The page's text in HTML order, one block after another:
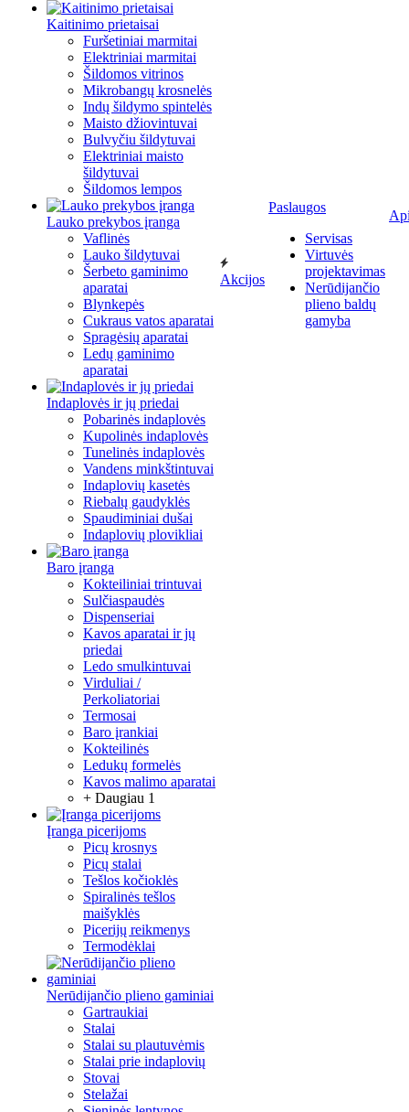
Kaitinimo prietaisai
Furšetiniai marmitai
Elektriniai marmitai
Šildomos vitrinos
Mikrobangų krosnelės
Indų šildymo spintelės
Maisto džiovintuvai
Bulvyčiu šildytuvai
Elektriniai maisto
šildytuvai
Šildomos lempos
Lauko prekybos įranga
Vaflinės
Lauko šildytuvai
Šerbeto gaminimo
aparatai
Blynkepės
Cukraus vatos aparatai
Spragėsių aparatai
Ledų gaminimo
aparatai
Indaplovės ir jų priedai
Pobarinės indaplovės
Kupolinės indaplovės
Tunelinės indaplovės
Vandens minkštintuvai
Indaplovių kasetės
Riebalų gaudyklės
Spaudiminiai dušai
Indaplovių plovikliai
Baro įranga
Kokteiliniai trintuvai
Sulčiaspaudės
Dispenseriai
Kavos aparatai ir jų
priedai
Ledo smulkintuvai
Virduliai /
Perkoliatoriai
Termosai
Baro įrankiai
Kokteilinės
Ledukų formelės
Kavos malimo aparatai
+ Daugiau 1
Įranga picerijoms
Picų krosnys
Picų stalai
Tešlos kočioklės
Spiralinės tešlos
maišyklės
Picerijų reikmenys
Termodėklai
Nerūdijančio plieno gaminiai
Gartraukiai
Stalai
Stalai su plautuvėmis
Stalai prie indaplovių
Stovai
Stelažai
Akcijos
Paslaugos
Servisas
Virtuvės
projektavimas
Nerūdijančio
plieno baldų
gamyba